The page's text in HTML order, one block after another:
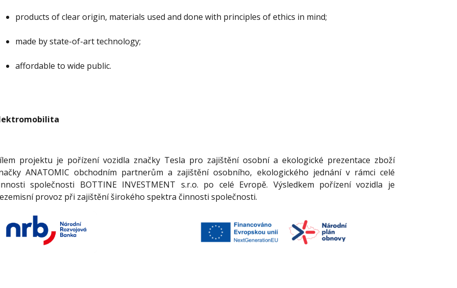
products of clear origin, materials used and done with principles of ethics in mind;
made by state-of-art technology;
affordable to wide public.
projektu je pořízení vozidla značky Tesla pro zajištění osobní a ekologické prezentace zboží
ANATOMIC obchodním partnerům a zajištění osobního, ekologického jednání v rámci celé
společnosti BOTTINE INVESTMENT s.r.o. po celé Evropě. Výsledkem pořízení vozidla je
provoz při zajištění širokého spektra činnosti společnosti.